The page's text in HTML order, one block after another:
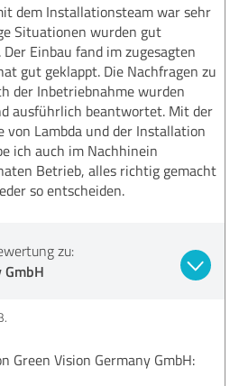
dem Installationsteam war sehr
Situationen wurden gut
Einbau fand im zugesagten
gut geklappt. Die Nachfragen zu
der Inbetriebnahme wurden
ausführlich beantwortet. Mit der
von Lambda und der Installation
ich auch im Nachhinein
Betrieb, alles richtig gemacht
so entscheiden.
zu:
Green Vision Germany GmbH: